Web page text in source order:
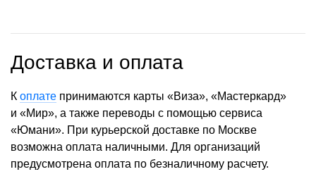
Доставка и оплата
К оплате принимаются карты «Виза», «Мастеркард»
и «Мир», а также переводы с помощью сервиса
«Юмани». При курьерской доставке по Москве
возможна оплата наличными. Для организаций
предусмотрена оплата по безналичному расчету.